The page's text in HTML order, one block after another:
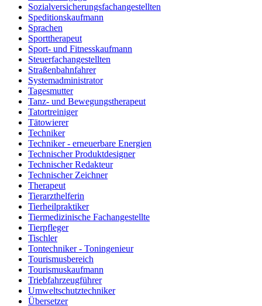
Sozialversicherungsfachangestellten
Speditionskaufmann
Sprachen
Sporttherapeut
Sport- und Fitnesskaufmann
Steuerfachangestellten
Straßenbahnfahrer
Systemadministrator
Tagesmutter
Tanz- und Bewegungstherapeut
Tatortreiniger
Tätowierer
Techniker
Techniker - erneuerbare Energien
Technischer Produktdesigner
Technischer Redakteur
Technischer Zeichner
Therapeut
Tierarzthelferin
Tierheilpraktiker
Tiermedizinische Fachangestellte
Tierpfleger
Tischler
Tontechniker - Toningenieur
Tourismusbereich
Tourismuskaufmann
Triebfahrzeugführer
Umweltschutztechniker
Übersetzer